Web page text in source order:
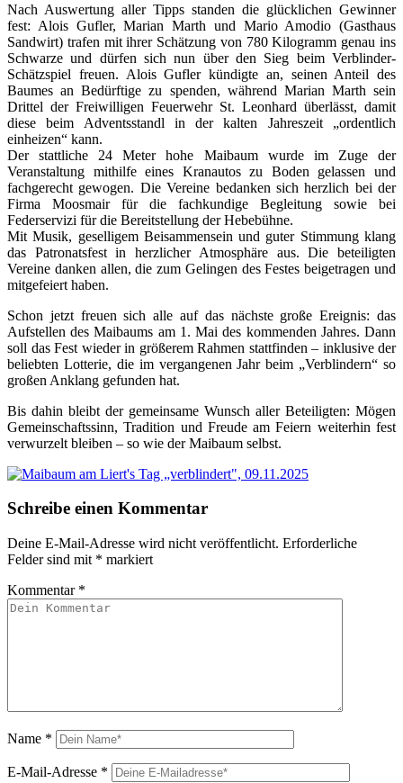
Nach Auswertung aller Tipps standen die glücklichen Gewinner
fest: Alois Gufler, Marian Marth und Mario Amodio (Gasthaus
Sandwirt) trafen mit ihrer Schätzung von 780 Kilogramm genau ins
Schwarze und dürfen sich nun über den Sieg beim Verblinder-
Schätzspiel freuen. Alois Gufler kündigte an, seinen Anteil des
Baumes an Bedürftige zu spenden, während Marian Marth sein
Drittel der Freiwilligen Feuerwehr St. Leonhard überlässt, damit
diese beim Adventsstandl in der kalten Jahreszeit „ordentlich
einheizen“ kann.
Der stattliche 24 Meter hohe Maibaum wurde im Zuge der
Veranstaltung mithilfe eines Kranautos zu Boden gelassen und
fachgerecht gewogen. Die Vereine bedanken sich herzlich bei der
Firma Moosmair für die fachkundige Begleitung sowie bei
Federservizi für die Bereitstellung der Hebebühne.
Mit Musik, geselligem Beisammensein und guter Stimmung klang
das Patronatsfest in herzlicher Atmosphäre aus. Die beteiligten
Vereine danken allen, die zum Gelingen des Festes beigetragen und
mitgefeiert haben.
Schon jetzt freuen sich alle auf das nächste große Ereignis: das
Aufstellen des Maibaums am 1. Mai des kommenden Jahres. Dann
soll das Fest wieder in größerem Rahmen stattfinden – inklusive der
beliebten Lotterie, die im vergangenen Jahr beim „Verblindern“ so
großen Anklang gefunden hat.
Bis dahin bleibt der gemeinsame Wunsch aller Beteiligten: Mögen
Gemeinschaftssinn, Tradition und Freude am Feiern weiterhin fest
verwurzelt bleiben – so wie der Maibaum selbst.
Schreibe einen Kommentar
Deine E-Mail-Adresse wird nicht veröffentlicht. Erforderliche
Felder sind mit * markiert
Kommentar *
Name *
E-Mail-Adresse *